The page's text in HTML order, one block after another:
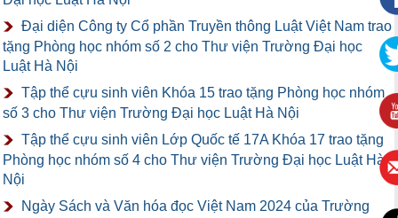
Đại diện Công ty Cổ phần Truyền thông Luật Việt Nam trao
tặng Phòng học nhóm số 2 cho Thư viện Trường Đại học
Luật Hà Nội
Tập thể cựu sinh viên Khóa 15 trao tặng Phòng học nhóm
số 3 cho Thư viện Trường Đại học Luật Hà Nội
Tập thể cựu sinh viên Lớp Quốc tế 17A Khóa 17 trao tặng
Phòng học nhóm số 4 cho Thư viện Trường Đại học Luật Hà
Nội
Ngày Sách và Văn hóa đọc Việt Nam 2024 của Trường